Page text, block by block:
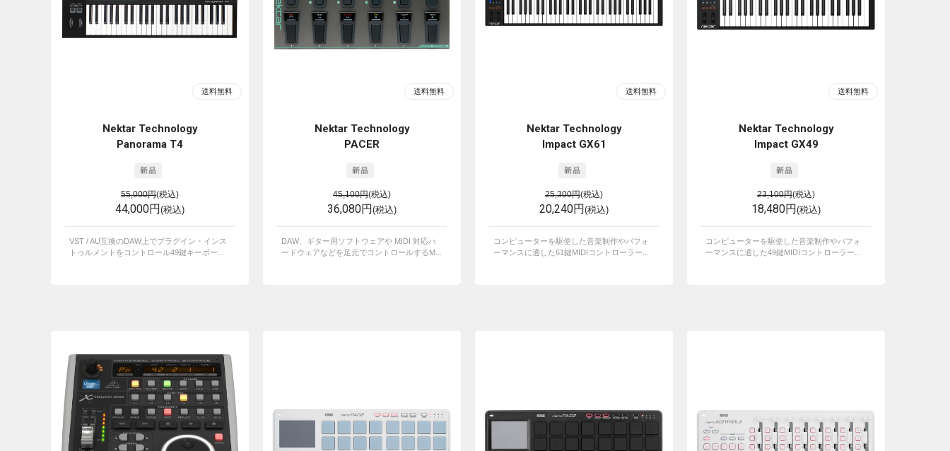
Nektar Technology
Panorama T4
55,000円(税込)
44,000円(税込)
VST / AU互換のDAW上でプラグイン・インス
トゥルメントをコントロール49鍵キーボー...
Nektar Technology
PACER
45,100円(税込)
36,080円(税込)
DAW、ギター用ソフトウェアや MIDI 対応ハ
ードウェアなどを足元でコントロールするM...
Nektar Technology
Impact GX61
25,300円(税込)
20,240円(税込)
コンピューターを駆使した音楽制作やパフォ
ーマンスに適した61鍵MIDIコントローラー...
Nektar Technology
Impact GX49
23,100円(税込)
18,480円(税込)
コンピューターを駆使した音楽制作やパフォ
ーマンスに適した49鍵MIDIコントローラー...